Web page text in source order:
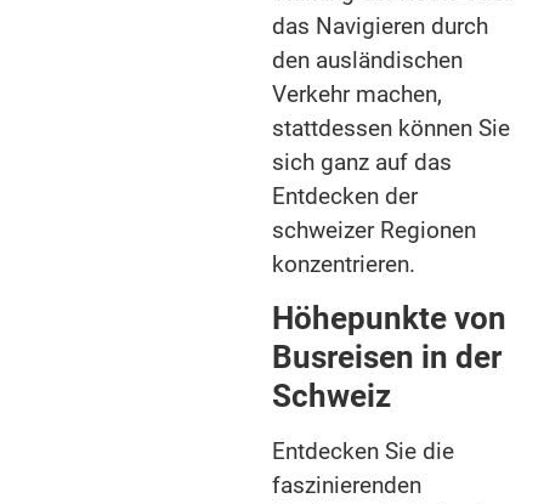
das Navigieren durch
den ausländischen
Verkehr machen,
stattdessen können Sie
sich ganz auf das
Entdecken der
schweizer Regionen
konzentrieren.
Höhepunkte von
Busreisen in der
Schweiz
Entdecken Sie die
faszinierenden